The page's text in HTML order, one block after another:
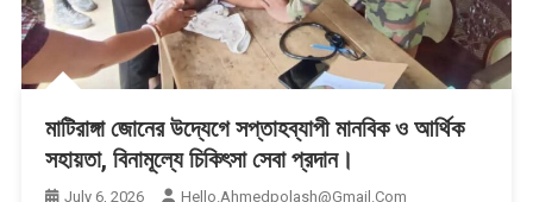
মাটিরাঙ্গা জোনের উদ্যেগে সপ্তাহব্যাপী মানবিক ও আর্থিক
সহায়তা, বিনামূল্যে চিকিৎসা সেবা প্রদান।
July 6, 2026
Hello.ahmedpolash@gmail.com